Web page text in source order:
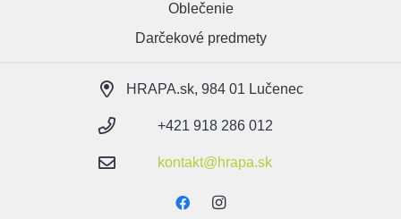
Oblečenie
Darčekové predmety
HRAPA.sk, 984 01 Lučenec
+421 918 286 012
kontakt@hrapa.sk